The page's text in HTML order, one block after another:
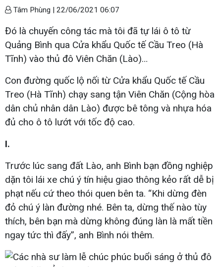
Tâm Phùng | 22/06/2021 06:07
Đó là chuyến công tác mà tôi đã tự lái ô tô từ
Quảng Bình qua Cửa khẩu Quốc tế Cầu Treo (Hà
Tĩnh) vào thủ đô Viên Chăn (Lào)…
Con đường quốc lộ nối từ Cửa khẩu Quốc tế Cầu
Treo (Hà Tĩnh) chạy sang tận Viên Chăn (Cộng hòa
dân chủ nhân dân Lào) được bê tông và nhựa hóa
đủ cho ô tô lướt với tốc độ cao.
I.
Trước lúc sang đất Lào, anh Bình bạn đồng nghiệp
dặn tôi lái xe chú ý tín hiệu giao thông kẻo rất dễ bị
phạt nếu cứ theo thói quen bên ta. “Khi dừng đèn
đỏ chú ý làn đường nhé. Bên ta, dừng thế nào tùy
thích, bên bạn mà dừng không đúng làn là mất tiền
ngay tức thì đấy”, anh Bình nói thêm.